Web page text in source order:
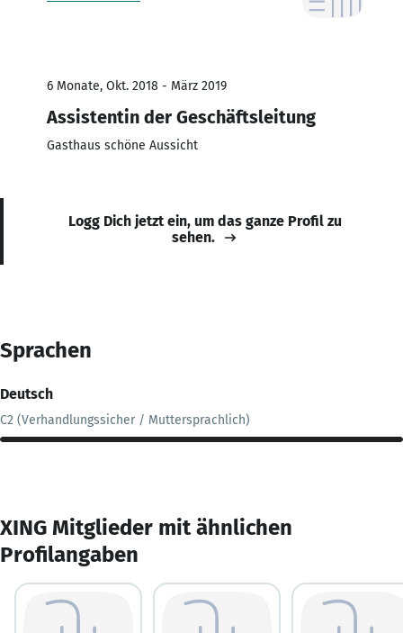
6 Monate, Okt. 2018 - März 2019
Assistentin der Geschäftsleitung
Gasthaus schöne Aussicht
Logg Dich jetzt ein, um das ganze Profil zu
sehen.
Sprachen
Deutsch
C2 (Verhandlungssicher / Muttersprachlich)
XING Mitglieder mit ähnlichen
Profilangaben